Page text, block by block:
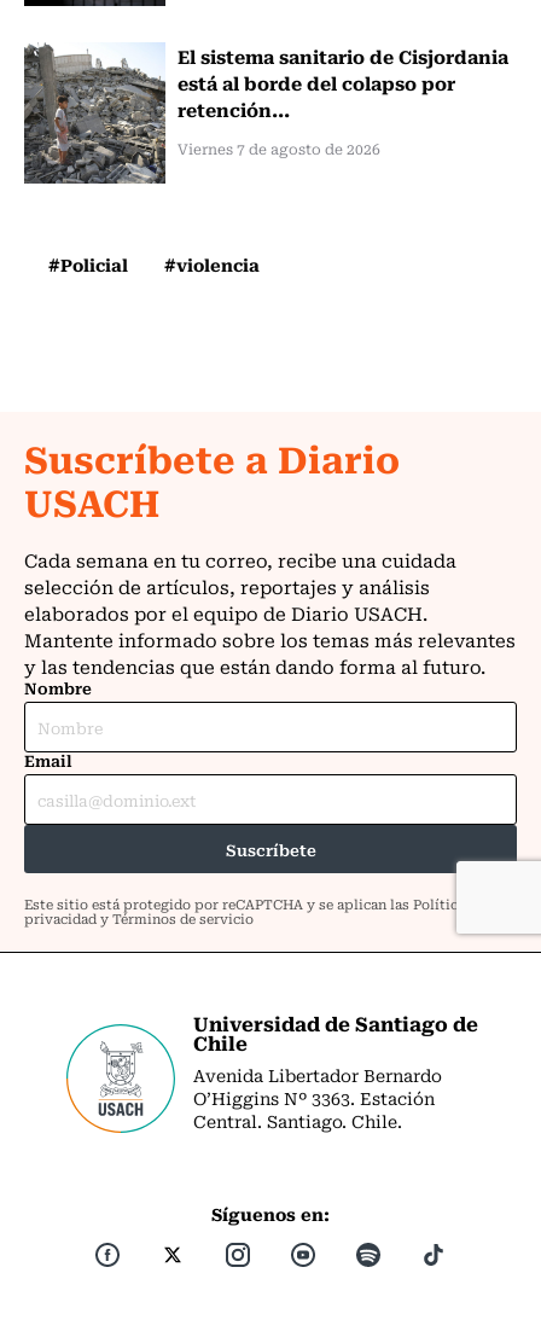
El sistema sanitario de Cisjordania
está al borde del colapso por
retención...
Viernes 7 de agosto de 2026
#Policial #violencia
Universidad de Santiago de
Chile
Avenida Libertador Bernardo
O’Higgins Nº 3363. Estación
Central. Santiago. Chile.
Síguenos en: